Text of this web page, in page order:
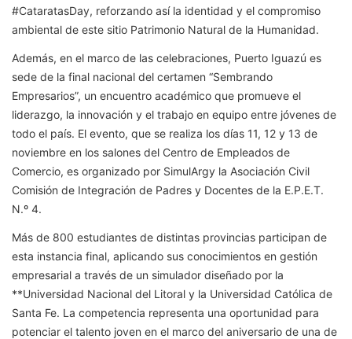
#CataratasDay, reforzando así la identidad y el compromiso
ambiental de este sitio Patrimonio Natural de la Humanidad.
Además, en el marco de las celebraciones, Puerto Iguazú es
sede de la final nacional del certamen “Sembrando
Empresarios”, un encuentro académico que promueve el
liderazgo, la innovación y el trabajo en equipo entre jóvenes de
todo el país. El evento, que se realiza los días 11, 12 y 13 de
noviembre en los salones del Centro de Empleados de
Comercio, es organizado por SimulArgy la Asociación Civil
Comisión de Integración de Padres y Docentes de la E.P.E.T.
N.º 4.
Más de 800 estudiantes de distintas provincias participan de
esta instancia final, aplicando sus conocimientos en gestión
empresarial a través de un simulador diseñado por la
**Universidad Nacional del Litoral y la Universidad Católica de
Santa Fe. La competencia representa una oportunidad para
potenciar el talento joven en el marco del aniversario de una de